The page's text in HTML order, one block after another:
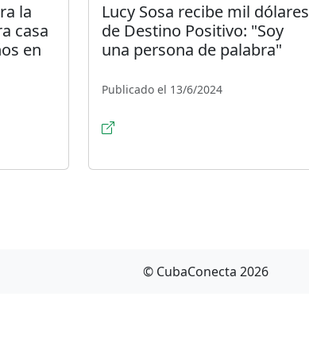
la
casa
en
Lucy Sosa recibe mil dólares
de Destino Positivo: "Soy
una persona de palabra"
Publicado el 13/6/2024
© CubaConecta 2026